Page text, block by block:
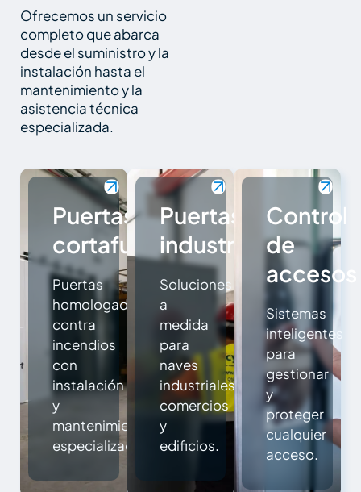
Ofrecemos un servicio
completo que abarca
desde el suministro y la
instalación hasta el
mantenimiento y la
asistencia técnica
especializada.
Puertas
cortafuegos
Puertas
homologadas
contra
incendios
con
instalación
y
mantenimiento
especializado.
Puertas
industriales
Soluciones
a
medida
para
naves
industriales,
comercios
y
edificios.
Control
de
accesos
Sistemas
inteligentes
para
gestionar
y
proteger
cualquier
acceso.